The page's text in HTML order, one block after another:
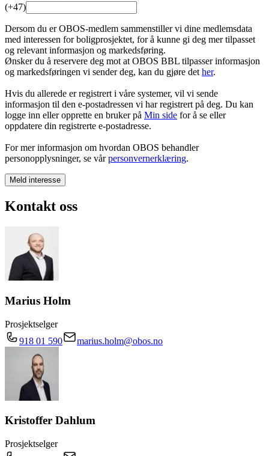
(+47)
Dersom du er OBOS-medlem sammenstiller vi dine medlemsdata
med interessen for boligprosjektet, for å kunne gi deg mer tilpasset
og relevant informasjon og markedsføring.
Ønsker du å reservere deg mot at OBOS BBL tilpasser informasjon
og markedsføringen vi sender deg, kan du gjøre dether.
Hvis du allerede er registrert i våre systemer, vil vi sende
informasjon til den e-postadressen vi har registrert på deg. Du kan
logge inn eller opprette en bruker på Min side for å se eller
oppdatere din registrerte e-postadresse.
For mer informasjon om hvordan OBOS behandler
personopplysninger, se vårpersonvernerklæring.
Meld interesse
Kontakt oss
Marius Holm
Prosjektselger
918 01 590
marius.holm@obos.no
Kristoffer Dahlum
Prosjektselger